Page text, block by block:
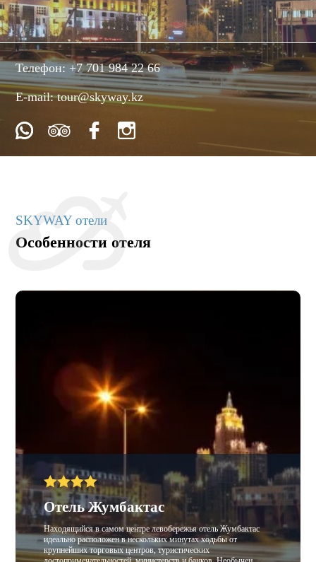
Телефон:+7 701 984 22 66
E-mail:tour@skyway.kz
SKYWAY отели
Особенности отеля
Отель Жумбактас
Находящийся в самом центре левобережья отель Жумбактас
идеально расположен в нескольких минутах ходьбы от
крупнейших торговых центров, туристических